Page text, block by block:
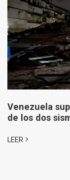
Venezuela
de los dos
LEER